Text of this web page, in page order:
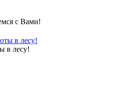
с Вами!
в лесу!